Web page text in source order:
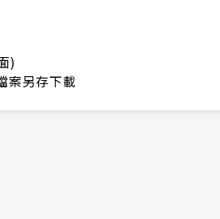
)
案另存下載